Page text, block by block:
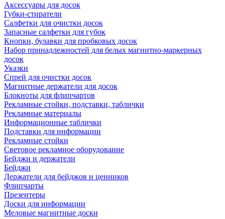
Аксессуары для досок
Губки-стиратели
Салфетки для очистки досок
Запасные салфетки для губок
Кнопки, булавки для пробковых досок
Набор принадлежностей для белых магнитно-маркерных
досок
Указки
Спрей для очистки досок
Магнитные держатели для досок
Блокноты для флипчартов
Рекламные стойки, подставки, таблички
Рекламные материалы
Информационные таблички
Подставки для информации
Рекламные стойки
Световое рекламное оборудование
Бейджи и держатели
Бейджи
Держатели для бейджов и ценников
Флипчарты
Презентеры
Доски для информации
Меловые магнитные доски